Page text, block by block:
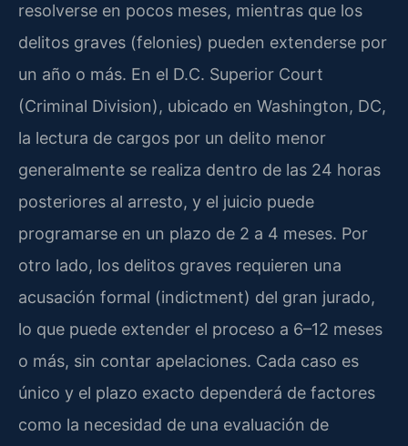
resolverse en pocos meses, mientras que los
delitos graves (felonies) pueden extenderse por
un año o más. En el D.C. Superior Court
(Criminal Division), ubicado en Washington, DC,
la lectura de cargos por un delito menor
generalmente se realiza dentro de las 24 horas
posteriores al arresto, y el juicio puede
programarse en un plazo de 2 a 4 meses. Por
otro lado, los delitos graves requieren una
acusación formal (indictment) del gran jurado,
lo que puede extender el proceso a 6–12 meses
o más, sin contar apelaciones. Cada caso es
único y el plazo exacto dependerá de factores
como la necesidad de una evaluación de